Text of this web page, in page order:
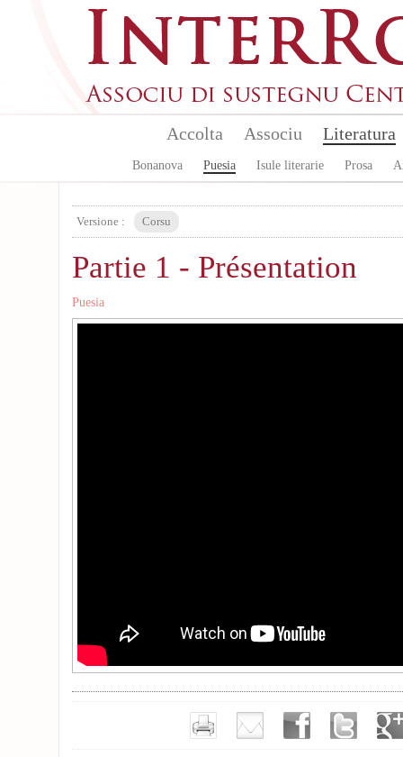
Accolta Associu Literatura
Bonanova Puesia Isule literarie Prosa
Versione : Corsu
Partie 1 - Présentation
Puesia